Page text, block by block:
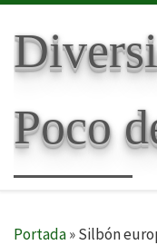
Poco
Portada»Silbón